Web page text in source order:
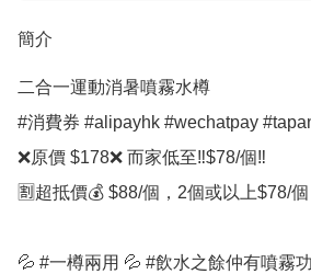
簡介
二合一運動消暑噴霧水樽
#消費券 #alipayhk #wechatpay
❌原價 $178❌ 而家低至‼️$78/個‼️
🈹超抵價💰 $88/個，2個或以上$78/
💦 #一樽兩用 💦 #飲水之餘仲有噴霧